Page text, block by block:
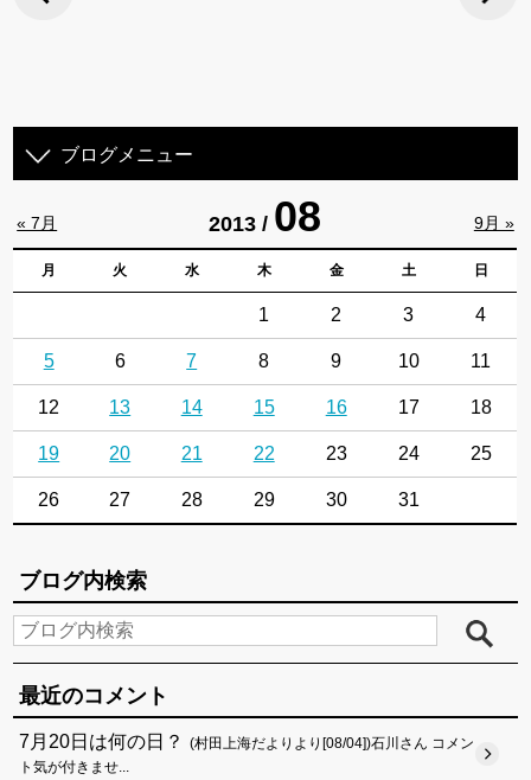
ブログメニュー
2013 / 08
月 火 水 木 金 土 日
1 2 3 4
5 6 7 8 9 10 11
12 13 14 15 16 17 18
19 20 21 22 23 24 25
26 27 28 29 30 31
« 7月 9月 »
ブログ内検索
最近のコメント
7月20日は何の日？
(村田上海だよりより[08/04])石川さん コメン
ト気が付きませ...